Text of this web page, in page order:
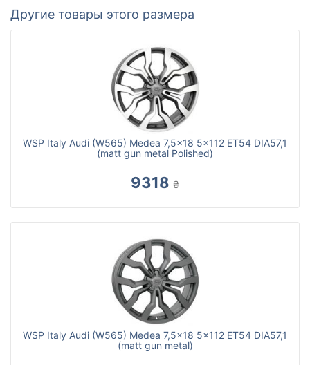
Другие товары этого размера
WSP Italy Audi (W565) Medea 7,5x18 5x112 ET54 DIA57,1
(matt gun metal Polished)
9318 ₴
WSP Italy Audi (W565) Medea 7,5x18 5x112 ET54 DIA57,1
(matt gun metal)